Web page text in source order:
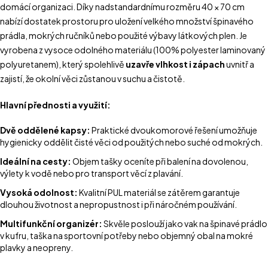
domácí organizaci. Díky nadstandardnímu rozměru 40 × 70 cm
nabízí dostatek prostoru pro uložení velkého množství špinavého
prádla, mokrých ručníků nebo použité výbavy látkových plen. Je
vyrobena z vysoce odolného materiálu (100% polyester laminovaný
polyuretanem), který spolehlivě uzavře vlhkost i zápachuvnitř a
zajistí, že okolní věci zůstanou v suchu a čistotě.
Hlavní přednosti a využití:
Dvě oddělené kapsy: Praktické dvoukomorové řešení umožňuje
hygienicky oddělit čisté věci od použitých nebo suché od mokrých.
Ideální na cesty: Objem tašky oceníte při balení na dovolenou,
výlety k vodě nebo pro transport věcí z plavání.
Vysoká odolnost: Kvalitní PUL materiál se zátěrem garantuje
dlouhou životnost a nepropustnost i při náročném používání.
Multifunkční organizér: Skvěle poslouží jako vak na špinavé prádlo
v kufru, taška na sportovní potřeby nebo objemný obal na mokré
plavky a neopreny.